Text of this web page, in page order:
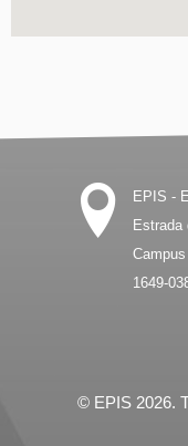
EPIS -
Estrada
1649-
© EPIS 2026.